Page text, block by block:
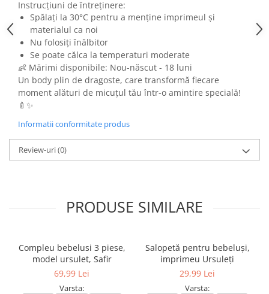
Instrucțiuni de întreținere:
Spălați la 30°C pentru a menține imprimeul și
materialul ca noi
Nu folosiți înălbitor
Se poate călca la temperaturi moderate
👶 Mărimi disponibile: Nou-născut - 18 luni
Un body plin de dragoste, care transformă fiecare
moment alături de micuțul tău într-o amintire specială!
🍼✨
Informatii conformitate produs
Review-uri(0)
PRODUSE SIMILARE
Compleu bebelusi 3 piese,
model ursulet, Safir
69,99 Lei
Varsta:
Salopetă pentru bebeluși,
imprimeu Ursuleți
29,99 Lei
Varsta: